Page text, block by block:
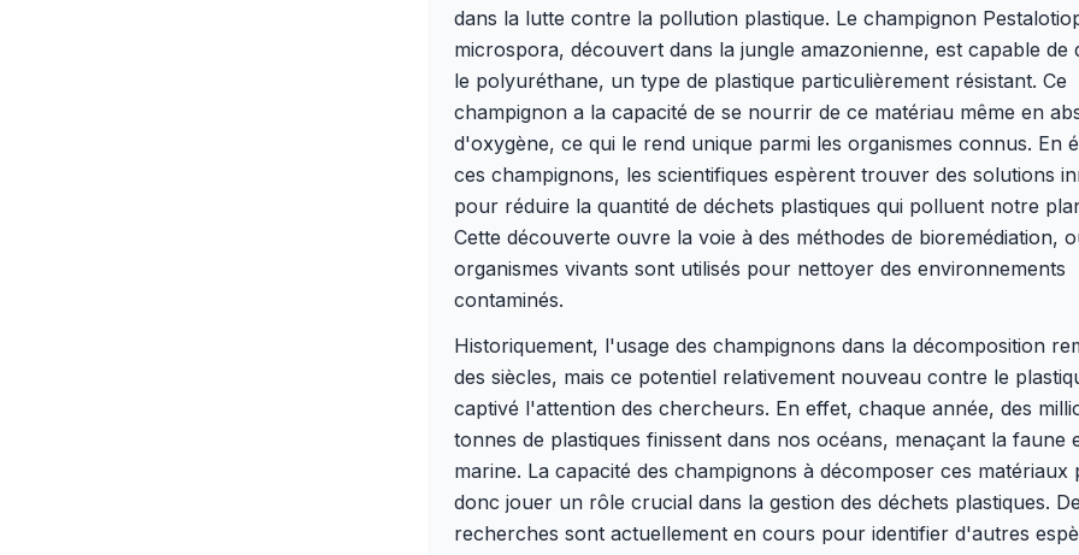
dans la lutte contre la pollution plastique. Le champignon
microspora, découvert dans la jungle amazonienne, est capable de
le polyuréthane, un type de plastique particulièrement résistant. Ce
champignon a la capacité de se nourrir de ce matériau même en
d'oxygène, ce qui le rend unique parmi les organismes connus. En
ces champignons, les scientifiques espèrent trouver des solutions
pour réduire la quantité de déchets plastiques qui polluent notre
Cette découverte ouvre la voie à des méthodes de bioremédiation,
organismes vivants sont utilisés pour nettoyer des environnements
contaminés.
Historiquement, l'usage des champignons dans la décomposition
des siècles, mais ce potentiel relativement nouveau contre le
captivé l'attention des chercheurs. En effet, chaque année, des
tonnes de plastiques finissent dans nos océans, menaçant la faune
marine. La capacité des champignons à décomposer ces matériaux
donc jouer un rôle crucial dans la gestion des déchets plastiques.
recherches sont actuellement en cours pour identifier d'autres